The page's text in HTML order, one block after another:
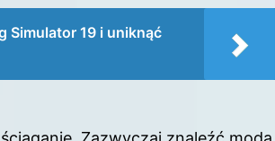
Simulator 19 i uniknąć